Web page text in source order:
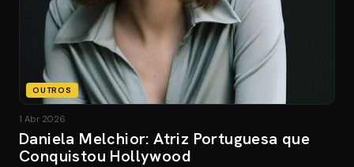
OUTROS
1 Abr 2026
Daniela Melchior: Atriz Portuguesa que
Conquistou Hollywood